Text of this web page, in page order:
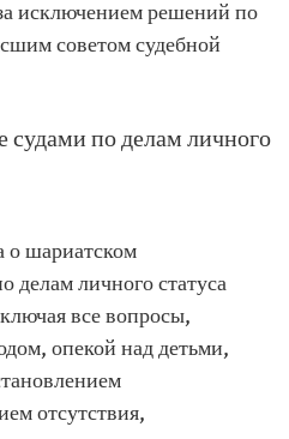
исключением решений по
советом судебной
судами по делам личного
о шариатском
делам личного статуса
все вопросы,
опекой над детьми,
отсутствия,